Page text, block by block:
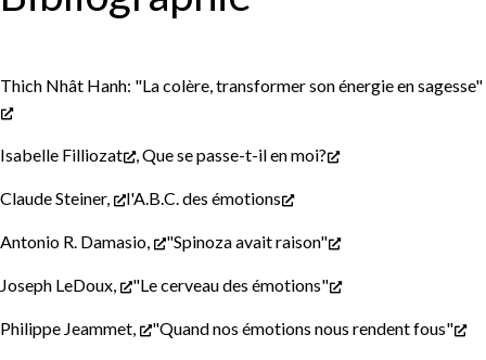
Thich Nhât Hanh: "La colère, transformer son énergie en sagesse"
Isabelle Filliozat ,Que se passe-t-il en moi?
Claude Steiner, l'A.B.C. des émotions
Antonio R. Damasio, "Spinoza avait raison"
Joseph LeDoux, "Le cerveau des émotions"
Philippe Jeammet, "Quand nos émotions nous rendent fous"